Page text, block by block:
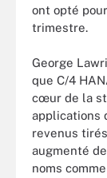
ont opté
trimestre.
George
que C/4
cœur de la
applications
revenus
augmenté
noms